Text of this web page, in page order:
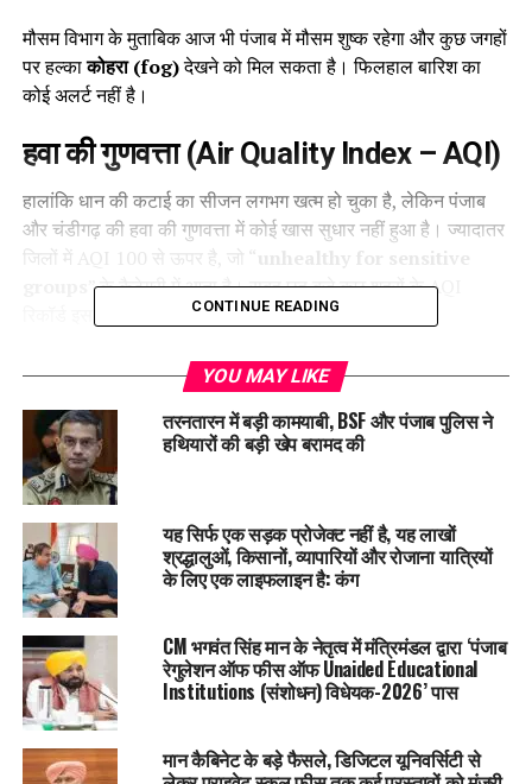
मौसम विभाग के मुताबिक आज भी पंजाब में मौसम शुष्क रहेगा और कुछ जगहों
पर हल्काकोहरा (fog)देखने को मिल सकता है। फिलहाल बारिश का
कोई अलर्ट नहीं है।
हवा की गुणवत्ता (Air Quality Index – AQI)
हालांकि धान की कटाई का सीजन लगभग खत्म हो चुका है, लेकिन पंजाब
और चंडीगढ़ की हवा की गुणवत्ता में कोई खास सुधार नहीं हुआ है। ज्यादातर
जिलों में AQI 100 से ऊपर है, जो “
unhealthy for sensitive
” के कैटेगरी में आता है। सुबह छह बजे कुछ शहरों के AQI
अमृतसर:130
जालंधर:
149
खन्ना:
लुधियाना:
मंडी गोबिंदगढ़:147
पटियाला:
158
चंडीगढ़ में सेक्टर-22 का AQI
गया। सेक्टर-52 का डेटा उपलब्ध नहीं है।
28नवंबर के बाद का मौसम पूर्वानुमान
रात का तापमान:
CONTINUE READING
YOU MAY LIKE
तरनतारन में बड़ी कामयाबी, BSF और पंजाब पुलिस ने
हथियारों की बड़ी खेप बरामद की
यह सिर्फ एक सड़क प्रोजेक्ट नहीं है, यह लाखों
श्रद्धालुओं, किसानों, व्यापारियों और रोजाना यात्रियों
के लिए एक लाइफलाइन है: कंग
CM भगवंत सिंह मान के नेतृत्व में मंत्रिमंडल द्वारा ‘पंजाब
रेगुलेशन ऑफ फीस ऑफ Unaided Educational
Institutions (संशोधन) विधेयक-2026’ पास
मान कैबिनेट के बड़े फैसले, डिजिटल यूनिवर्सिटी से